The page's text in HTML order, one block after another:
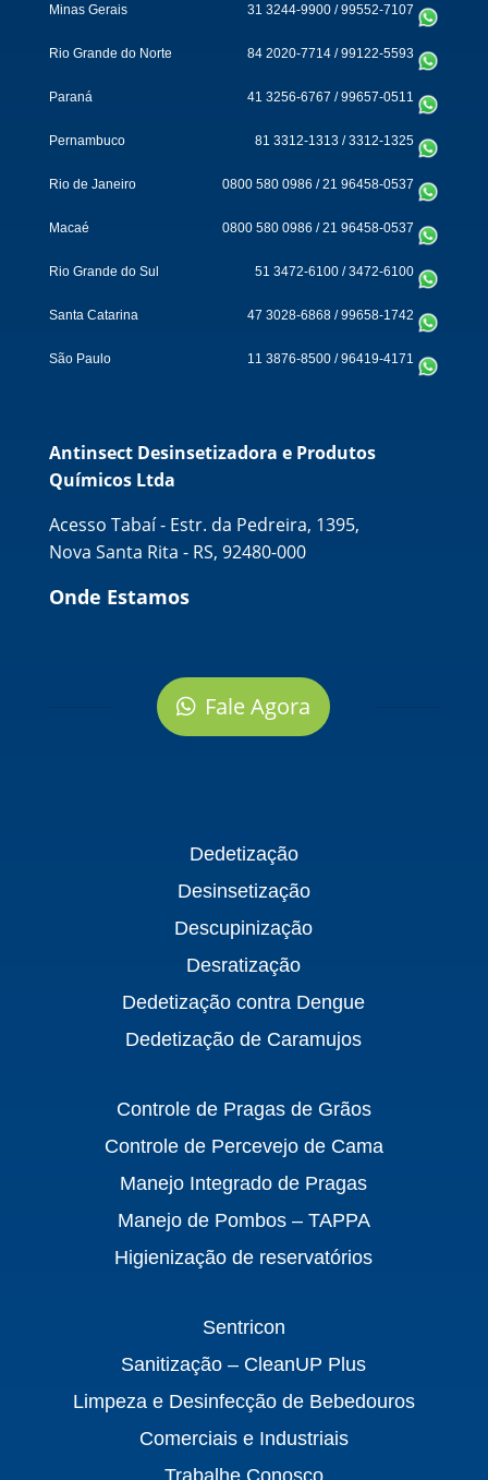
Minas Gerais 31 3244-9900 /99552-7107
Rio Grande do Norte 84 2020-7714 /99122-5593
Paraná 41 3256-6767 /99657-0511
Pernambuco 81 3312-1313 /3312-1325
Rio de Janeiro 0800 580 0986 /21 96458-0537
Macaé 0800 580 0986 /21 96458-0537
Rio Grande do Sul 51 3472-6100 /3472-6100
Santa Catarina 47 3028-6868 /99658-1742
São Paulo 11 3876-8500 /96419-4171
Antinsect Desinsetizadora e Produtos
Químicos Ltda
Acesso Tabaí - Estr. da Pedreira, 1395,
Nova Santa Rita - RS, 92480-000
Onde Estamos
Fale Agora
Dedetização
Desinsetização
Descupinização
Desratização
Dedetização contra Dengue
Dedetização de Caramujos
Controle de Pragas de Grãos
Controle de Percevejo de Cama
Manejo Integrado de Pragas
Manejo de Pombos – TAPPA
Higienização de reservatórios
Sentricon
Sanitização – CleanUP Plus
Limpeza e Desinfecção de Bebedouros
Comerciais e Industriais
Trabalhe Conosco